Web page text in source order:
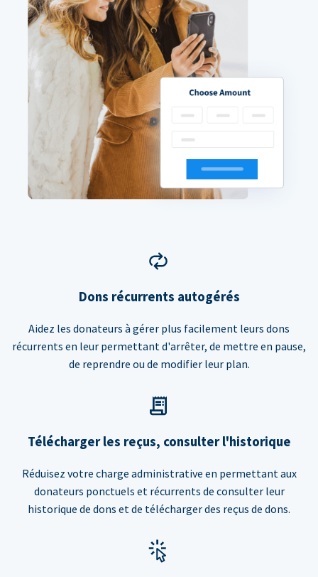
Dons récurrents autogérés
Aidez les donateurs à gérer plus facilement leurs dons
récurrents en leur permettant d'arrêter, de mettre en pause,
de reprendre ou de modifier leur plan.
Télécharger les reçus, consulter l'historique
Réduisez votre charge administrative en permettant aux
donateurs ponctuels et récurrents de consulter leur
historique de dons et de télécharger des reçus de dons.